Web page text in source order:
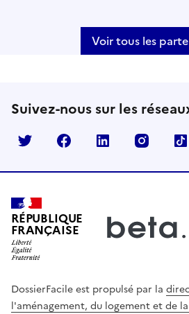
Voir tous les
Suivez-nous sur les
Suivre Dossier facile sur
Suivre Dossier facile
Suivre
RÉPUBLIQUE
FRANÇAISE
DossierFacile est propulsé par la
l'aménagement, du logement et de